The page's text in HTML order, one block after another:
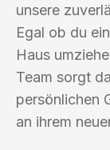
unsere
Egal ob du
Haus
Team sorgt
persönlichen
an ihrem